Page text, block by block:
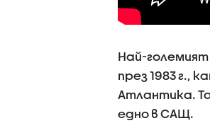
Най-големият
през 1983 г.,
Атлантика.
едно в САЩ.